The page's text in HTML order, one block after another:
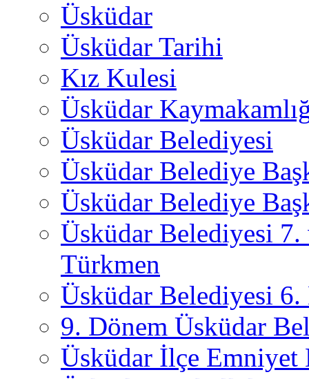
Üsküdar
Üsküdar Tarihi
Kız Kulesi
Üsküdar
Üsküdar Belediyesi
Üsküdar Belediye
Üsküdar Belediye
Üsküdar Belediyesi
Türkmen
Üsküdar Belediyesi 6.
9. Dönem Üsküdar
Üsküdar İlçe